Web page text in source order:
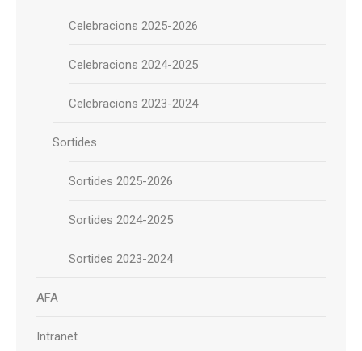
Celebracions 2025-2026
Celebracions 2024-2025
Celebracions 2023-2024
Sortides
Sortides 2025-2026
Sortides 2024-2025
Sortides 2023-2024
AFA
Intranet